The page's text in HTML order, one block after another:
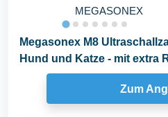
MEGASONEX
Megasonex M8
Hund und Katze - mit extra
Vibration...
Zum